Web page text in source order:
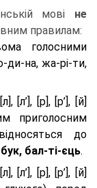
мові не
правилам:
голосними
ди-на, жа-рі-ти,
[л’], [р], [р’], [й]
приголосним
до
бал-ті-єць.
[л’], [р], [р’], [й]